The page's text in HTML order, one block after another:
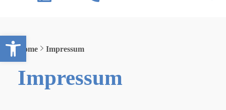
Open toolbar
Home Impressum
Impressum